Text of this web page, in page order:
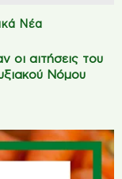
Νέα
οι αιτήσεις του
Νόμου